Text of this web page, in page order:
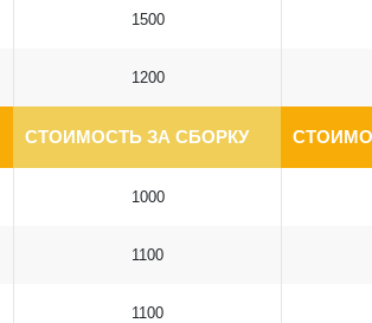
1500
1200
СТОИМОСТЬ ЗА СБОРКУ
1000
1100
1100